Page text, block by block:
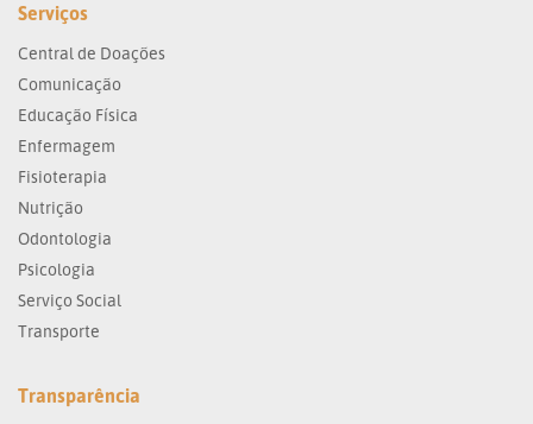
Serviços
Central de Doações
Comunicação
Educação Física
Enfermagem
Fisioterapia
Nutrição
Odontologia
Psicologia
Serviço Social
Transporte
Transparência